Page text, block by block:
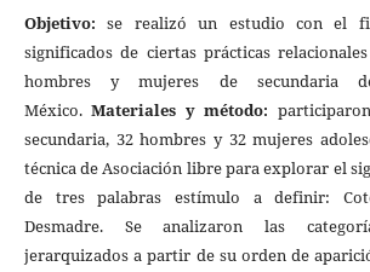
Objetivo: se realizó un estudio con el
significados de ciertas prácticas
hombres y mujeres de secundaria
México.Materiales y método:
secundaria, 32 hombres y 32 mujeres
técnica de Asociación libre para explorar el
de tres palabras estímulo a definir:
Desmadre. Se analizaron las
jerarquizados a partir de su orden de